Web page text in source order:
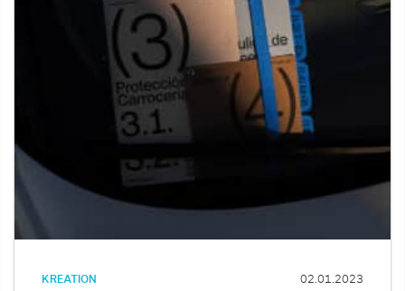
KREATION 02.01.2023